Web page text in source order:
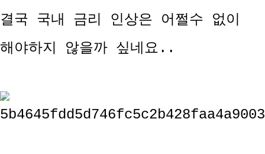
결국 국내 금리 인상은 어쩔수 없이
해야하지 않을까 싶네요..